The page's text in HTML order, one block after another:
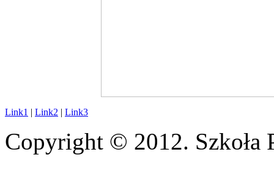
Link1 | Link2 | Link3
Copyright © 2012. Szkoła